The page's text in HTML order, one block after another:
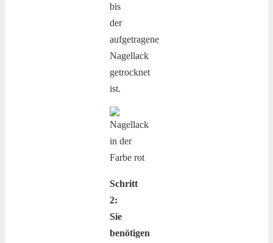
bis
der
aufgetragene
Nagellack
getrocknet
ist.
Schritt
2:
Sie
benötigen